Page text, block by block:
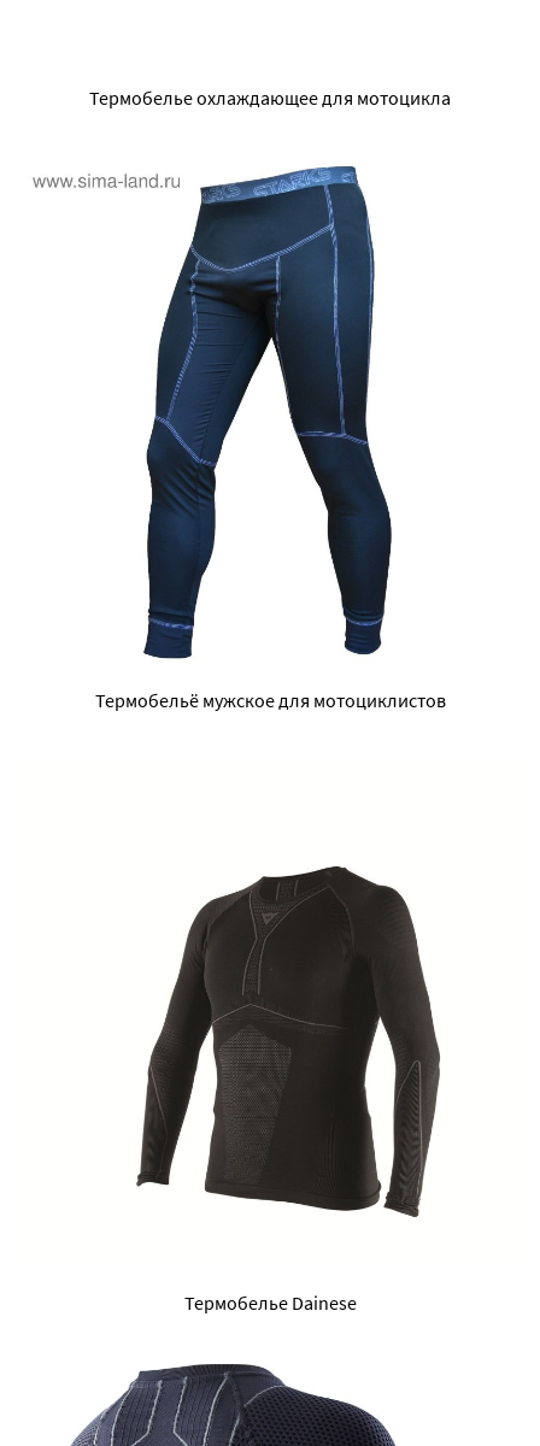
Термобелье охлаждающее для мотоцикла
Термобельё мужское для мотоциклистов
Термобелье Dainese